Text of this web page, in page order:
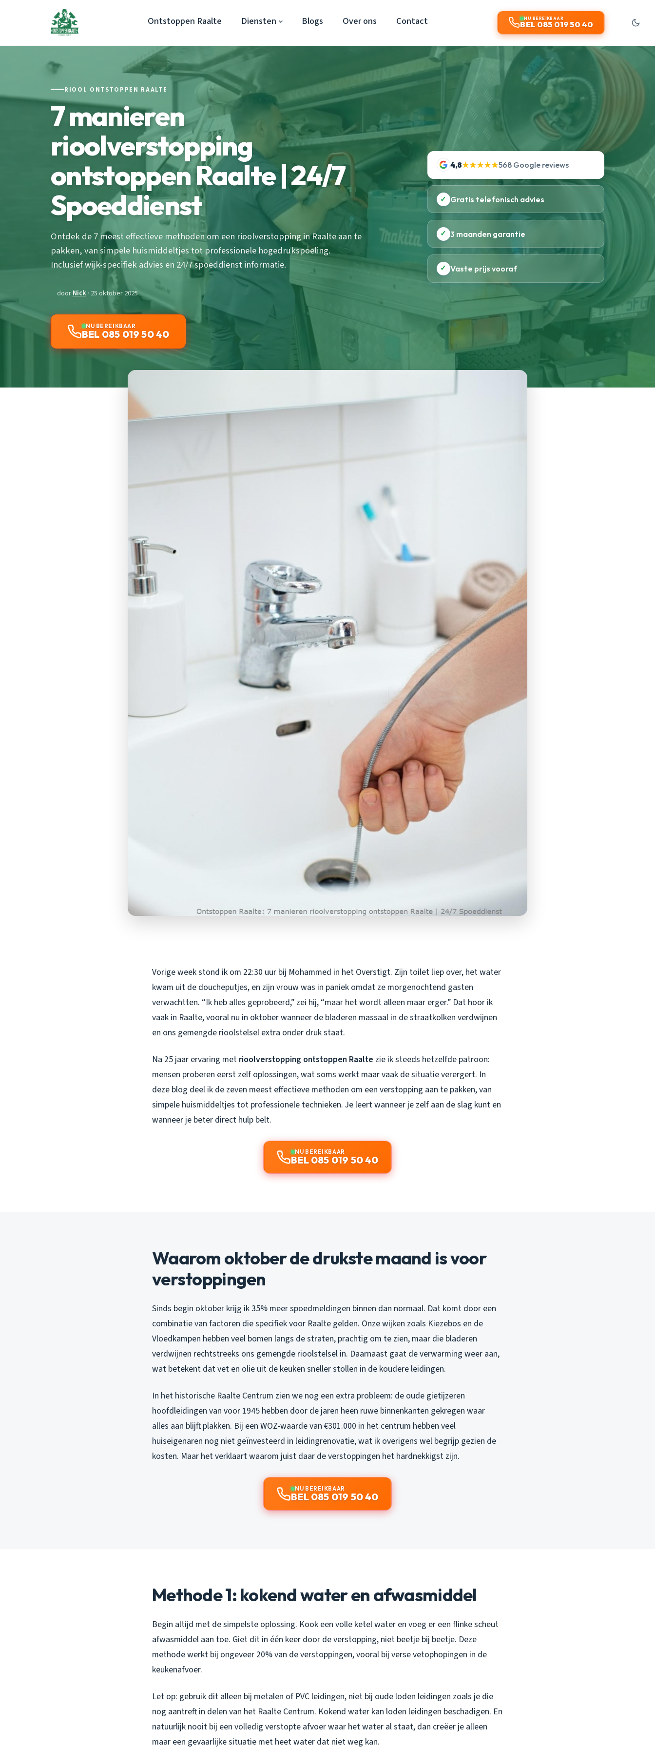
Ontstoppen Raalte Diensten Blogs Over ons Contact NU BEREIKBAAR
BEL 085 019 50 40
RIOOL ONTSTOPPEN RAALTE
7 manieren
rioolverstopping
ontstoppen Raalte | 24/7
Spoeddienst
Ontdek de 7 meest effectieve methoden om een rioolverstopping in Raalte aan te
pakken, van simpele huismiddeltjes tot professionele hogedrukspoeling.
Inclusief wijk-specifiek advies en 24/7 spoeddienst informatie.
doorNick· 25 oktober 2025
NU BEREIKBAAR
BEL 085 019 50 40
4,8★★★★★568 Google reviews
✓ Gratis telefonisch advies
✓ 3 maanden garantie
✓ Vaste prijs vooraf
Vorige week stond ik om 22:30 uur bij Mohammed in het Overstigt. Zijn toilet liep over, het water
kwam uit de doucheputjes, en zijn vrouw was in paniek omdat ze morgenochtend gasten
verwachtten. “Ik heb alles geprobeerd,” zei hij, “maar het wordt alleen maar erger.” Dat hoor ik
vaak in Raalte, vooral nu in oktober wanneer de bladeren massaal in de straatkolken verdwijnen
en ons gemengde rioolstelsel extra onder druk staat.
Na 25 jaar ervaring met rioolverstopping ontstoppen Raalte zie ik steeds hetzelfde patroon:
mensen proberen eerst zelf oplossingen, wat soms werkt maar vaak de situatie verergert. In
deze blog deel ik de zeven meest effectieve methoden om een verstopping aan te pakken, van
simpele huismiddeltjes tot professionele technieken. Je leert wanneer je zelf aan de slag kunt en
wanneer je beter direct hulp belt.
NU BEREIKBAAR
BEL 085 019 50 40
Waarom oktober de drukste maand is voor
verstoppingen
Sinds begin oktober krijg ik 35% meer spoedmeldingen binnen dan normaal. Dat komt door een
combinatie van factoren die specifiek voor Raalte gelden. Onze wijken zoals Kiezebos en de
Vloedkampen hebben veel bomen langs de straten, prachtig om te zien, maar die bladeren
verdwijnen rechtstreeks ons gemengde rioolstelsel in. Daarnaast gaat de verwarming weer aan,
wat betekent dat vet en olie uit de keuken sneller stollen in de koudere leidingen.
In het historische Raalte Centrum zien we nog een extra probleem: de oude gietijzeren
hoofdleidingen van voor 1945 hebben door de jaren heen ruwe binnenkanten gekregen waar
alles aan blijft plakken. Bij een WOZ-waarde van €301.000 in het centrum hebben veel
huiseigenaren nog niet geïnvesteerd in leidingrenovatie, wat ik overigens wel begrijp gezien de
kosten. Maar het verklaart waarom juist daar de verstoppingen het hardnekkigst zijn.
NU BEREIKBAAR
BEL 085 019 50 40
Methode 1: kokend water en afwasmiddel
Begin altijd met de simpelste oplossing. Kook een volle ketel water en voeg er een flinke scheut
afwasmiddel aan toe. Giet dit in één keer door de verstopping, niet beetje bij beetje. Deze
methode werkt bij ongeveer 20% van de verstoppingen, vooral bij verse vetophopingen in de
keukenafvoer.
Let op: gebruik dit alleen bij metalen of PVC leidingen, niet bij oude loden leidingen zoals je die
nog aantreft in delen van het Raalte Centrum. Kokend water kan loden leidingen beschadigen. En
natuurlijk nooit bij een volledig verstopte afvoer waar het water al staat, dan creëer je alleen
maar een gevaarlijke situatie met heet water dat niet weg kan.